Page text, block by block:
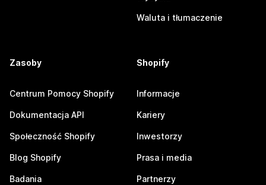
Waluta i tłumaczenie
Zasoby
Centrum Pomocy Shopify
Dokumentacja API
Społeczność Shopify
Blog Shopify
Badania
Shopify
Informacje
Kariery
Inwestorzy
Prasa i media
Partnerzy